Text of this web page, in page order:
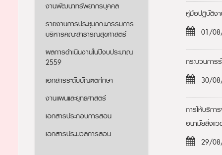
งานพัฒนาทรัพยากรบุคคล
รายงานการประชุมคณะกรรมการ
บริหารคณะสาธารณสุขศาสตร์
ผลการดำเนินงานในปีงบประมาณ
2559
เอกสารระดับบัณฑิตศึกษา
งานแผนและยุทธศาสตร์
เอกสารประกอบการสอน
เอกสารประมวลการสอน
คู่มือปฏิบัติง
01/
กระบวนกา
30/
การให้บริกา
อนามัยสิ่งแ
29/